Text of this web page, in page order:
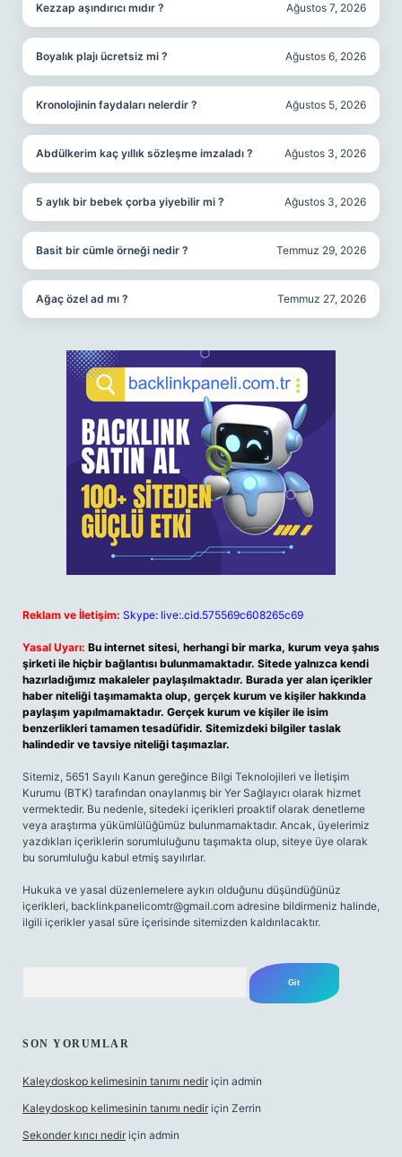
Kezzap aşındırıcı mıdır ? Ağustos 7, 2026
Boyalık plajı ücretsiz mi ? Ağustos 6, 2026
Kronolojinin faydaları nelerdir ? Ağustos 5, 2026
Abdülkerim kaç yıllık sözleşme imzaladı ? Ağustos 3, 2026
5 aylık bir bebek çorba yiyebilir mi ? Ağustos 3, 2026
Basit bir cümle örneği nedir ? Temmuz 29, 2026
Ağaç özel ad mı ? Temmuz 27, 2026
Reklam ve İletişim: Skype: live:.cid.575569c608265c69
Yasal Uyarı: Bu internet sitesi, herhangi bir marka, kurum veya şahıs
şirketi ile hiçbir bağlantısı bulunmamaktadır. Sitede yalnızca kendi
hazırladığımız makaleler paylaşılmaktadır. Burada yer alan içerikler
haber niteliği taşımamakta olup, gerçek kurum ve kişiler hakkında
paylaşım yapılmamaktadır. Gerçek kurum ve kişiler ile isim
benzerlikleri tamamen tesadüfidir. Sitemizdeki bilgiler taslak
halindedir ve tavsiye niteliği taşımazlar.
Sitemiz, 5651 Sayılı Kanun gereğince Bilgi Teknolojileri ve İletişim
Kurumu (BTK) tarafından onaylanmış bir Yer Sağlayıcı olarak hizmet
vermektedir. Bu nedenle, sitedeki içerikleri proaktif olarak denetleme
veya araştırma yükümlülüğümüz bulunmamaktadır. Ancak, üyelerimiz
yazdıkları içeriklerin sorumluluğunu taşımakta olup, siteye üye olarak
bu sorumluluğu kabul etmiş sayılırlar.
Hukuka ve yasal düzenlemelere aykırı olduğunu düşündüğünüz
içerikleri, backlinkpanelicomtr@gmail.com adresine bildirmeniz halinde,
ilgili içerikler yasal süre içerisinde sitemizden kaldırılacaktır.
SON YORUMLAR
Kaleydoskop kelimesinin tanımı nedir için admin
Kaleydoskop kelimesinin tanımı nedir için Zerrin
Sekonder kırıcı nedir için admin